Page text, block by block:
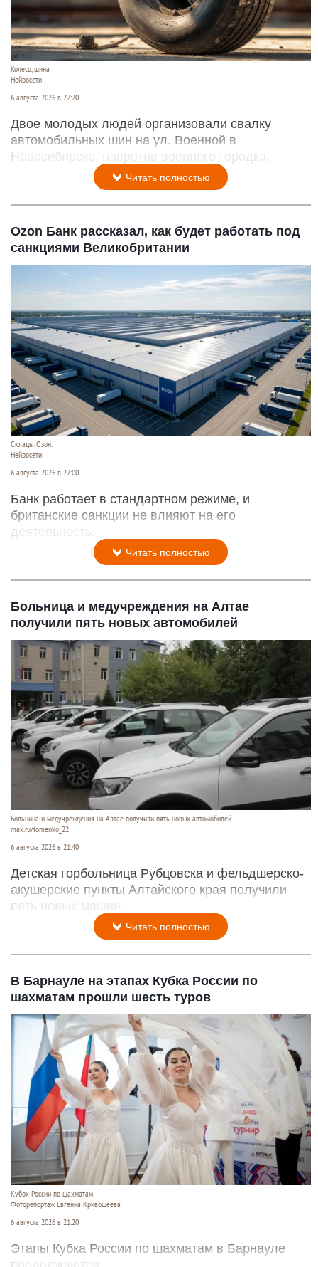
Колесо, шина
Нейросети
6 августа 2026 в 22:20
Двое молодых людей организовали свалку
автомобильных шин на ул. Военной в
Новосибирске, напротив военного городка.
Читать полностью
Ozon Банк рассказал, как будет работать под
санкциями Великобритании
Склады. Озон.
Нейросети
6 августа 2026 в 22:00
Банк работает в стандартном режиме, и
британские санкции не влияют на его
деятельность.
Читать полностью
Больница и медучреждения на Алтае
получили пять новых автомобилей
Больница и медучреждения на Алтае получили пять новых автомобилей
max.ru/tomenko_22
6 августа 2026 в 21:40
Детская горбольница Рубцовска и фельдшерско-
акушерские пункты Алтайского края получили
пять новых машин.
Читать полностью
В Барнауле на этапах Кубка России по
шахматам прошли шесть туров
Кубок России по шахматам
Фоторепортаж Евгения Кривошеева
6 августа 2026 в 21:20
Этапы Кубка России по шахматам в Барнауле